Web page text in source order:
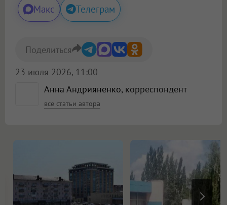
Макс Телеграм
Анна Андрияненко, корреспондент
все статьи автора
23 июля 2026, 11:00
Поделиться